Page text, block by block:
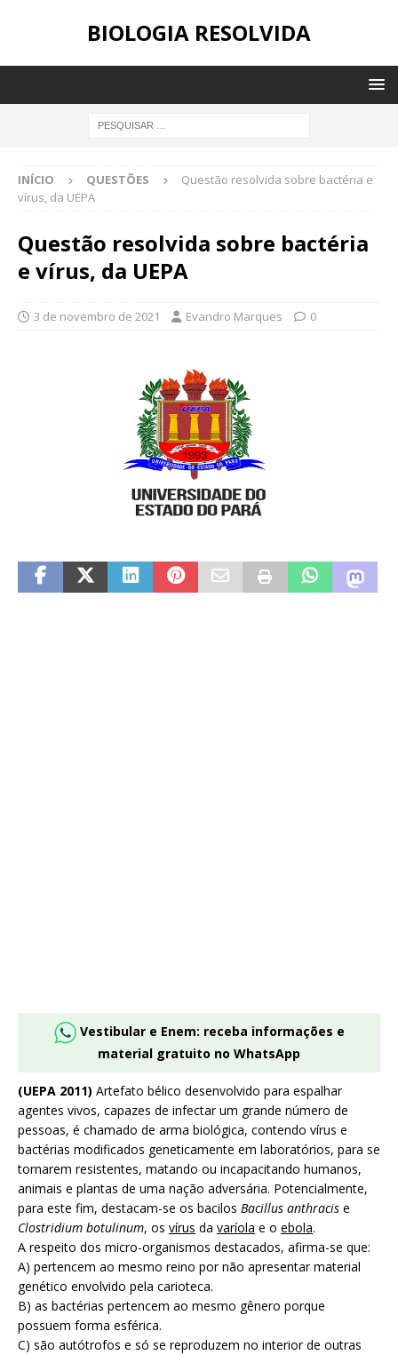
BIOLOGIA RESOLVIDA
INÍCIO QUESTÕES
Questão resolvida sobre bactéria e
vírus, da UEPA
Questão resolvida sobre bactéria
e vírus, da UEPA
3 de novembro de 2021 Evandro Marques 0
Vestibular e Enem: receba informações e
material gratuito no WhatsApp
(UEPA 2011) Artefato bélico desenvolvido para espalhar
agentes vivos, capazes de infectar um grande número de
pessoas, é chamado de arma biológica, contendo vírus e
bactérias modificados geneticamente em laboratórios, para se
tornarem resistentes, matando ou incapacitando humanos,
animais e plantas de uma nação adversária. Potencialmente,
para este fim, destacam-se os bacilos Bacillus anthracis e
Clostridium botulinum, os vírus da varíola e o ebola.
A respeito dos micro-organismos destacados, afirma-se que:
A) pertencem ao mesmo reino por não apresentar material
genético envolvido pela carioteca.
B) as bactérias pertencem ao mesmo gênero porque
possuem forma esférica.
C) são autótrofos e só se reproduzem no interior de outras